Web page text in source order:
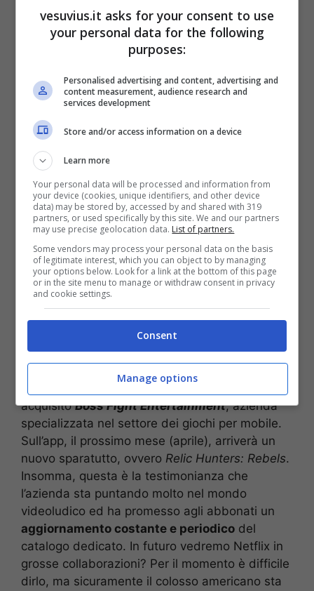
dominare il mercato
La vita bugiarda degli adulti, in arrivo la serie tv su Netflix
(Pixabay)
Netflix, nelle scorse ore, con un comunicato
apparso sul sito ufficiale del colosso americano,
ha reso notal’acquisizione di un nuovo studio
il terzo, specializzato nel settore dei
videogiochi. Una prova, l’ennesima, di come
l’azienda americana stia puntando molto sul
mondo videoludico e di come voglia provare a
conquistare, ritagliandosi uno spazio, anche
questo mercato. Nel caso specifico, Netflix ha
acquisitoBoss Fight Entertainment, azienda
specializzata nel settore dei giochi per mobile.
Sull’app, il prossimo mese (aprile), arriverà un
nuovo sparatutto, ovvero Relic Hunters: Rebels.
Insomma, questa è la testimonianza che
l’azienda sta puntando molto nel mondo
videoludico ed ha promesso agli abbonati un
aggiornamento costante e periodico del
catalogo dedicato. In futuro vedremo Netflix in
grosse collaborazioni? Per il momento è difficile
dirlo, ma sicuramente il colosso americano sta
vesuvius.it asks for your consent to use
your personal data for the following
purposes:
Personalised advertising and content, advertising and
content measurement, audience research and
services development
Store and/or access information on a device
Learn more
Your personal data will be processed and information from
your device (cookies, unique identifiers, and other device
data) may be stored by, accessed by and shared with 319
partners, or used specifically by this site. We and our partners
may use precise geolocation data. List of partners.
Some vendors may process your personal data on the basis
of legitimate interest, which you can object to by managing
your options below. Look for a link at the bottom of this page
or in the site menu to manage or withdraw consent in privacy
and cookie settings.
Consent
Manage options